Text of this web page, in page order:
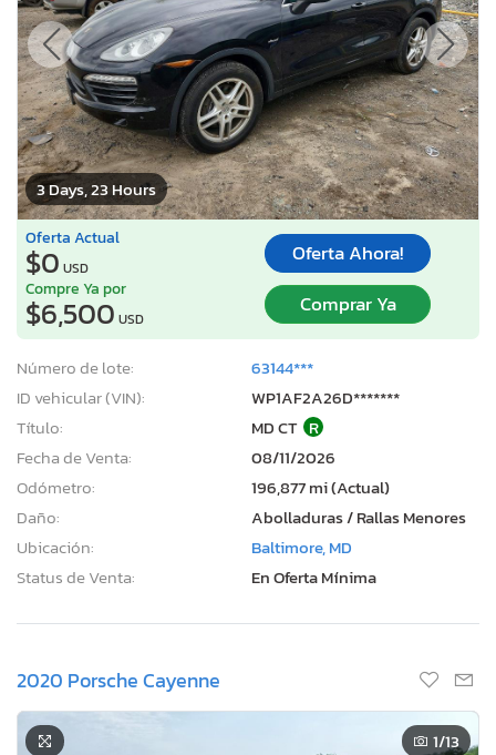
3 Days, 23 Hours
Oferta Actual
$0 USD
Oferta Ahora!
Compre Ya por
$6,500 USD
Comprar Ya
Número de lote:
63144***
ID vehicular (VIN):
WP1AF2A26D*******
Título:
MD CT R
Fecha de Venta:
08/11/2026
Odómetro:
196,877 mi (Actual)
Daño:
Abolladuras / Rallas Menores
Ubicación:
Baltimore, MD
Status de Venta:
En Oferta Mínima
2020 Porsche Cayenne
1/13